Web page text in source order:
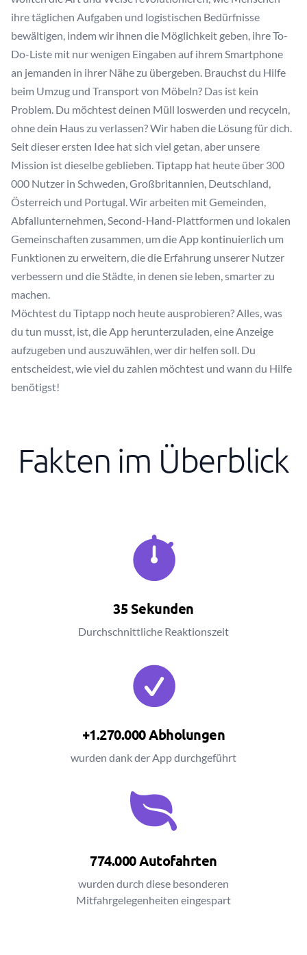
ihre täglichen Aufgaben und logistischen Bedürfnisse
bewältigen, indem wir ihnen die Möglichkeit geben, ihre To-
Do-Liste mit nur wenigen Eingaben auf ihrem Smartphone
an jemanden in ihrer Nähe zu übergeben. Brauchst du Hilfe
beim Umzug und Transport von Möbeln? Das ist kein
Problem. Du möchtest deinen Müll loswerden und recyceln,
ohne dein Haus zu verlassen? Wir haben die Lösung für dich.
Seit dieser ersten Idee hat sich viel getan, aber unsere
Mission ist dieselbe geblieben. Tiptapp hat heute über 300
000 Nutzer in Schweden, Großbritannien, Deutschland,
Österreich und Portugal. Wir arbeiten mit Gemeinden,
Abfallunternehmen, Second-Hand-Plattformen und lokalen
Gemeinschaften zusammen, um die App kontinuierlich um
Funktionen zu erweitern, die die Erfahrung unserer Nutzer
verbessern und die Städte, in denen sie leben, smarter zu
machen.
Möchtest du Tiptapp noch heute ausprobieren? Alles, was
du tun musst, ist, die App herunterzuladen, eine Anzeige
aufzugeben und auszuwählen, wer dir helfen soll. Du
entscheidest, wie viel du zahlen möchtest und wann du Hilfe
benötigst!
Fakten im Überblick
35 Sekunden
Durchschnittliche Reaktionszeit
+1.270.000 Abholungen
wurden dank der App durchgeführt
774.000 Autofahrten
wurden durch diese besonderen
Mitfahrgelegenheiten eingespart